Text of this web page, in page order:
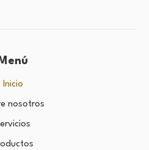
Menú
Inicio
nosotros